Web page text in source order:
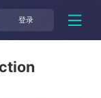
登录